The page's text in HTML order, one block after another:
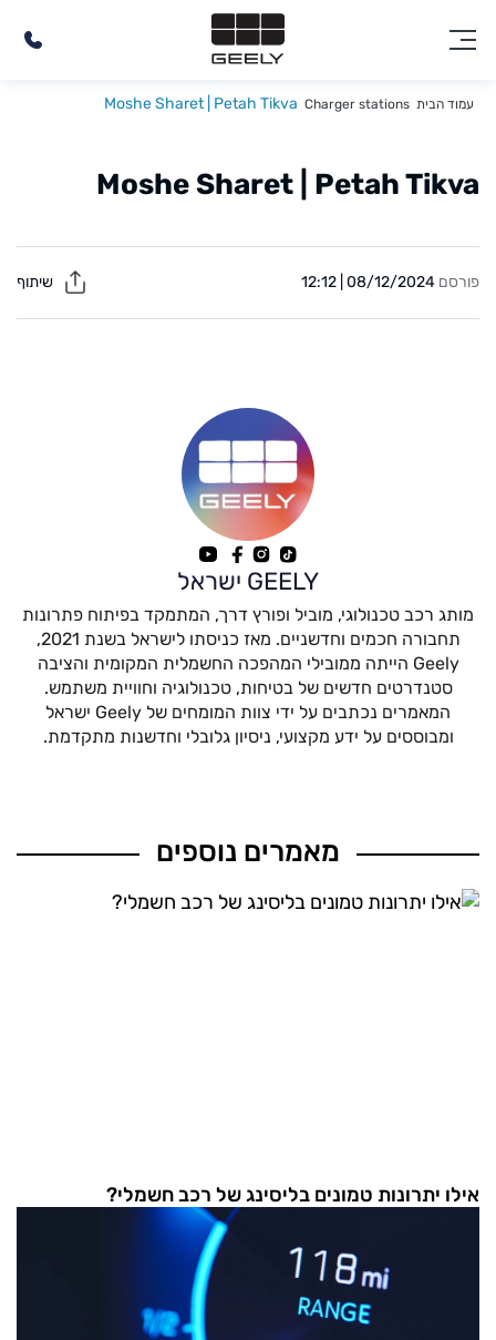
עמוד הבית Charger stations
Moshe Sharet | Petah Tikva
Moshe Sharet | Petah Tikva
פורסם 08/12/2024 | 12:12
GEELY ישראל
מותג רכב טכנולוגי, מוביל ופורץ דרך, המתמקד בפיתוח פתרונות
תחבורה חכמים וחדשניים. מאז כניסתו לישראל בשנת 2021,
Geely הייתה ממובילי המהפכה החשמלית המקומית והציבה
סטנדרטים חדשים של בטיחות, טכנולוגיה וחוויית משתמש.
המאמרים נכתבים על ידי צוות המומחים של Geely ישראל
ומבוססים על ידע מקצועי, ניסיון גלובלי וחדשנות מתקדמת.
מאמרים נוספים
אילו יתרונות טמונים בליסינג של רכב חשמלי?